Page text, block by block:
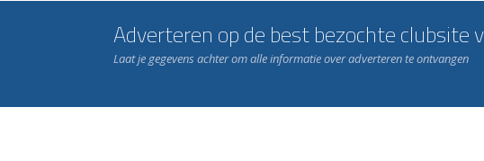
Adverteren op de best bezochte clubsite
Laat je gegevens achter om alle informatie over adverteren te ontvangen